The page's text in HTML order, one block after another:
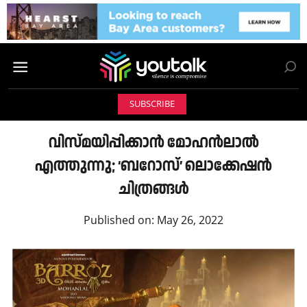
SUBSCRIBE
വിസ്മയിപ്പിക്കാന്‍ മോഹൻലാൽ
എത്തുന്നു; ‘ബറോസ്’ ലൊക്കേഷൻ
ചിത്രങ്ങൾ
Published on: May 26, 2022